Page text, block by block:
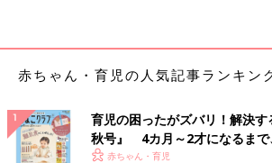
赤ちゃん・育児の人気記事ランキン
育児の困ったがズバリ！解決
秋号』 4カ月～2才になるまで
いっぱい！
赤ちゃん・育児